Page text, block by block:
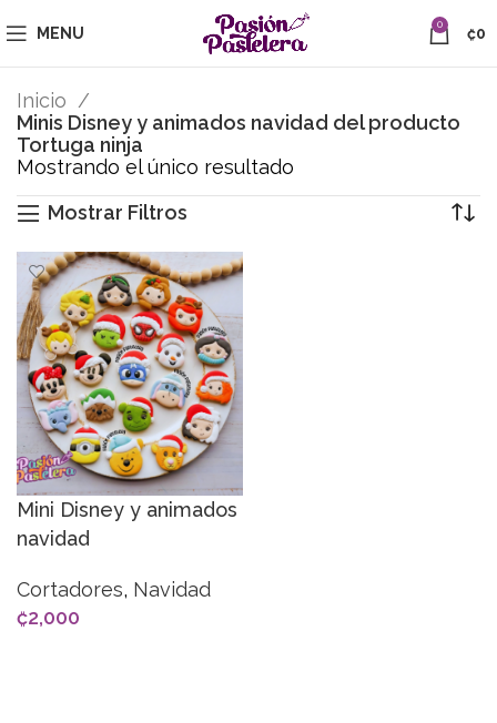
MENU 0 ₡0
Inicio
Minis Disney y animados navidad del producto
Tortuga ninja
Mostrando el único resultado
Mostrar Filtros
Mini Disney y animados
navidad
Cortadores, Navidad
₡2,000